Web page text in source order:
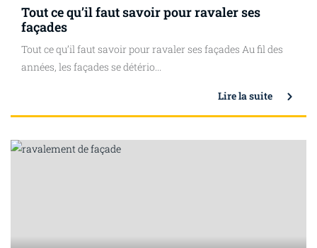
Tout ce qu’il faut savoir pour ravaler ses
façades
Tout ce qu’il faut savoir pour ravaler ses façades Au fil des
années, les façades se détério...
Lire la suite